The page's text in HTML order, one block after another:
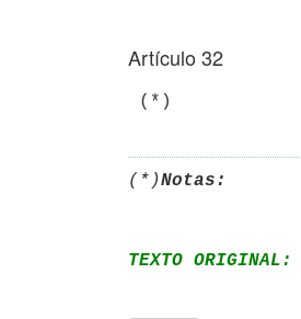
Artículo 32
(*)Notas:
TEXTO ORIGINAL: